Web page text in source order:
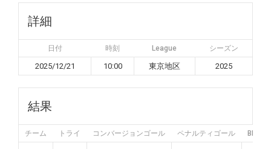
詳細
日付 時刻 League シーズン
2025/12/21 10:00 東京地区 2025
結果
チーム トライ コンバージョンゴール ペナルティゴール BP